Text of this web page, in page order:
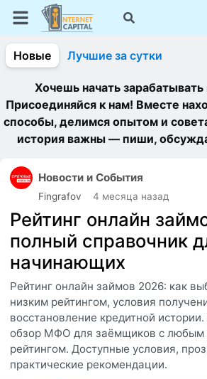
Новые Лучшие за сутки
Хочешь начать зарабатывать
Присоединяйся к нам! Вместе
способы, делимся опытом и
история важны — пиши,
Новости и События
Fingrafov 4 месяца назад
Рейтинг онлайн
полный справочник
начинающих
Рейтинг онлайн займов 2026: как
низким рейтингом, условия
восстановление кредитной
обзор МФО для заёмщиков с любым
рейтингом. Доступные условия,
практические рекомендации.